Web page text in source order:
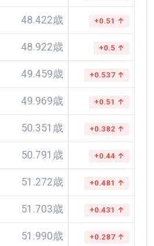
48.422歳 +0.51 ↑
48.922歳 +0.5 ↑
49.459歳 +0.537 ↑
49.969歳 +0.51 ↑
50.351歳 +0.382 ↑
50.791歳 +0.44 ↑
51.272歳 +0.481 ↑
51.703歳 +0.431 ↑
51.990歳 +0.287 ↑